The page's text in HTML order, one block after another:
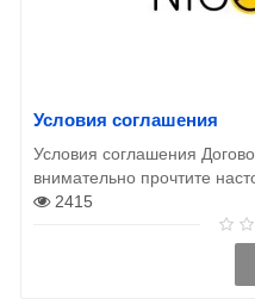
Условия соглашения
Условия соглашения
внимательно прочтите
2415